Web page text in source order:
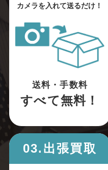
カメラを入れて送るだけ！
送料・手数料
すべて無料！
03.出張買取